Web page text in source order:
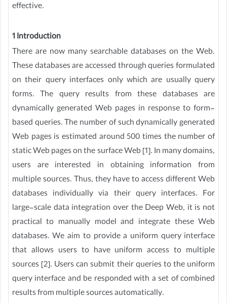
effective.
1 Introduction
There are now many searchable databases on the Web.
These databases are accessed through queries formulated
on their query interfaces only which are usually query
forms. The query results from these databases are
dynamically generated Web pages in response to form-
based queries. The number of such dynamically generated
Web pages is estimated around 500 times the number of
static Web pages on the surface Web [1]. In many domains,
users are interested in obtaining information from
multiple sources. Thus, they have to access different Web
databases individually via their query interfaces. For
large-scale data integration over the Deep Web, it is not
practical to manually model and integrate these Web
databases. We aim to provide a uniform query interface
that allows users to have uniform access to multiple
sources [2]. Users can submit their queries to the uniform
query interface and be responded with a set of combined
results from multiple sources automatically.